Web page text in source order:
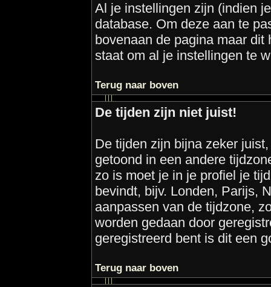
Al je instellingen zijn (indien
database. Om deze aan te
bovenaan de pagina maar
staat om al je instellingen te
Terug naar boven
De tijden zijn niet juist!
De tijden zijn bijna zeker
getoond in een andere
zo is moet je in je profiel je
bevindt, bijv. Londen, Parijs,
aanpassen van de tijdzone,
worden gedaan door
geregistreerd bent is dit een
Terug naar boven